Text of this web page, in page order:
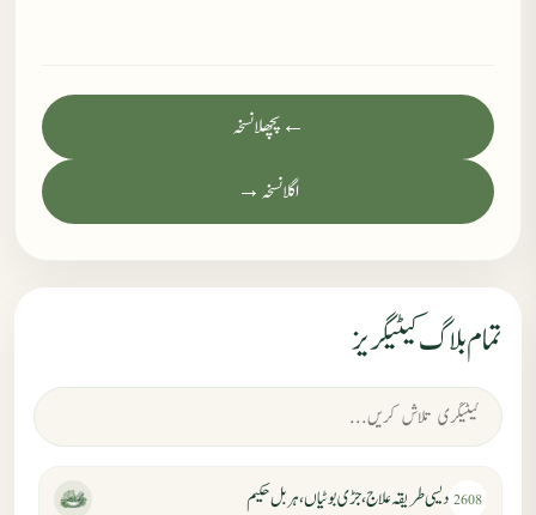
← پچھلا نسخہ
اگلا نسخہ →
تمام بلاگ کیٹیگریز
2608 دیسی طریقہ علاج، جڑی بوٹیاں، ہربل حکیم